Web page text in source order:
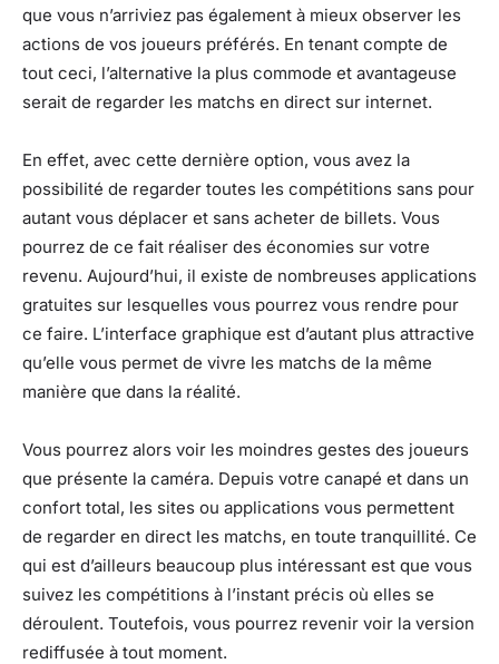
que vous n’arriviez pas également à mieux observer les
actions de vos joueurs préférés. En tenant compte de
tout ceci, l’alternative la plus commode et avantageuse
serait de regarder les matchs en direct sur internet.
En effet, avec cette dernière option, vous avez la
possibilité de regarder toutes les compétitions sans pour
autant vous déplacer et sans acheter de billets. Vous
pourrez de ce fait réaliser des économies sur votre
revenu. Aujourd’hui, il existe de nombreuses applications
gratuites sur lesquelles vous pourrez vous rendre pour
ce faire. L’interface graphique est d’autant plus attractive
qu’elle vous permet de vivre les matchs de la même
manière que dans la réalité.
Vous pourrez alors voir les moindres gestes des joueurs
que présente la caméra. Depuis votre canapé et dans un
confort total, les sites ou applications vous permettent
de regarder en direct les matchs, en toute tranquillité. Ce
qui est d’ailleurs beaucoup plus intéressant est que vous
suivez les compétitions à l’instant précis où elles se
déroulent. Toutefois, vous pourrez revenir voir la version
rediffusée à tout moment.